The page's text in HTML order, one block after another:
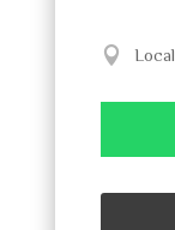
Local